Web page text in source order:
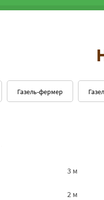
Газель-фермер
3 м
2 м